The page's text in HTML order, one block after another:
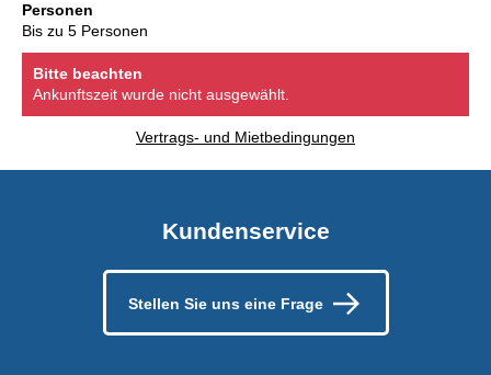
Personen
Bis zu 5 Personen
Bitte beachten
Ankunftszeit wurde nicht ausgewählt.
Vertrags- und Mietbedingungen
Kundenservice
Stellen Sie uns eine Frage